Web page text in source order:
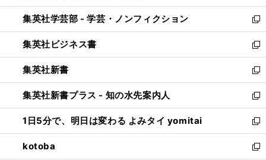
開
く
ウ
で
開
く
ン
ド
ウ
で
開
く
ウ
ィ
ン
ド
ウ
で
開
く
集英社学芸部 - 学芸・ノンフィクション
新
し
い
ウ
ィ
ン
ド
ウ
で
開
く
集英社ビジネス書
新
し
い
ウ
ィ
ン
ド
ウ
で
集英社新書
新
し
い
ウ
ィ
ン
ド
集英社新書プラス - 知の水先案内人
新
し
い
ウ
ィ
1日5分で、明日は変わる よみタイ yomitai
新
し
い
kotoba
新